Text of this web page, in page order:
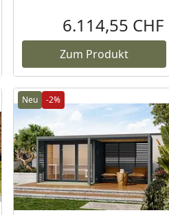
Preis
Preis6.114,55 CHF
Zum Produkt
Neu -2%